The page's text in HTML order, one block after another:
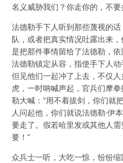
名义威胁我们？你走你的，不要
法德勒手下人听到那些蔑视的
队，或者把真实情况吐露出来
是把那件事情留给了法德勒，依
法德勒镇定从容，指使手下人动
但见他们一起冲了上去，不仅
虎，一时呐喊声起，官兵们摩
勒大喊：“用不着拔剑，你们就
人问起他，你们就说法德勒·伊
要走了。假若哈里发或其他人
要！”
众兵士一听，大吃一惊，纷纷